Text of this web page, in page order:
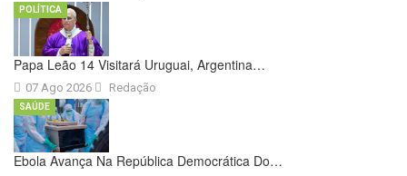
Papa Leão 14 Visitará Uruguai, Argentina…
07 Ago 2026
POLÍTICA
Redação
Ebola Avança Na República Democrática Do…
SAÚDE